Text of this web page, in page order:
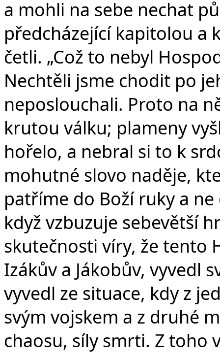
a mohli na sebe nechat
předcházející kapitolou a
četli. „Což to nebyl
Nechtěli jsme chodit po
neposlouchali. Proto na
krutou válku; plameny
hořelo, a nebral si to k
mohutné slovo naděje,
patříme do Boží ruky a
když vzbuzuje sebevětší
skutečnosti víry, že tento
Izákův a Jákobův, vyvedl
vyvedl ze situace, kdy z
svým vojskem a z druhé
chaosu, síly smrti. Z toho